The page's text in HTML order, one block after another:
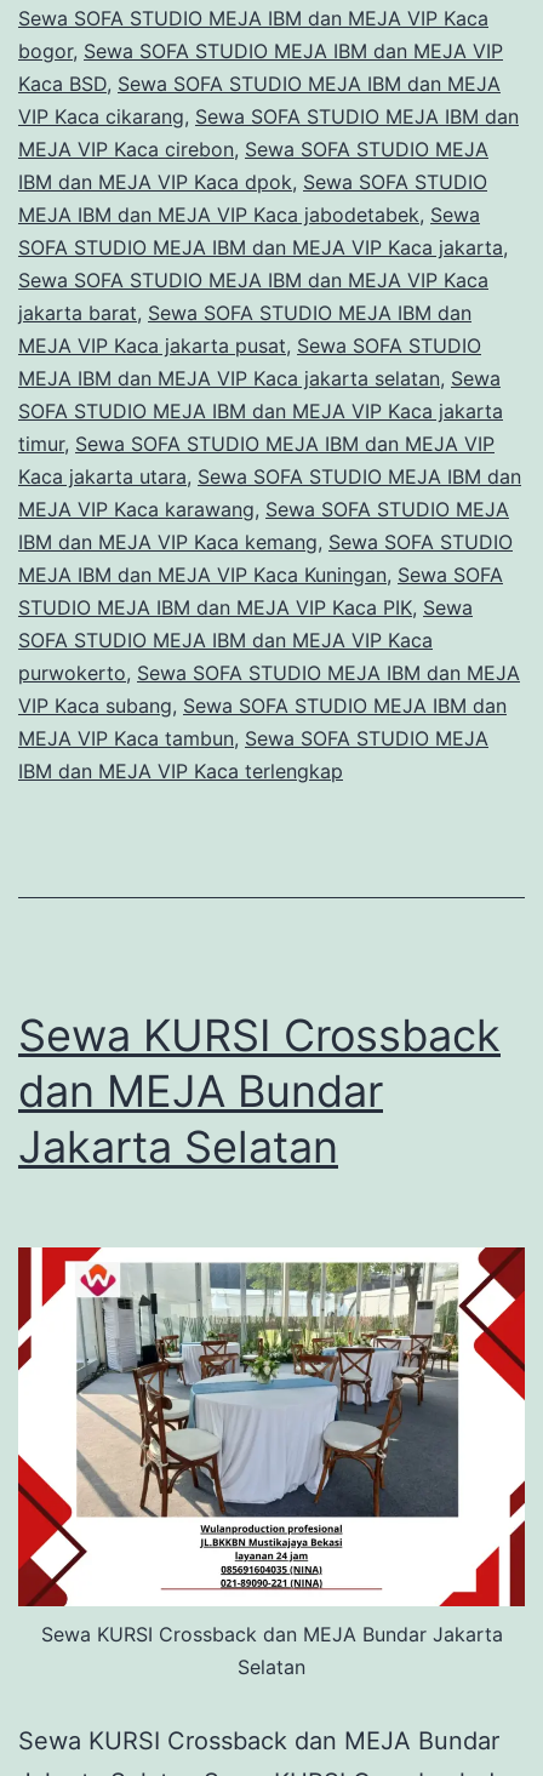
Sewa SOFA STUDIO MEJA IBM dan MEJA VIP Kaca
bogor, Sewa SOFA STUDIO MEJA IBM dan MEJA VIP
Kaca BSD, Sewa SOFA STUDIO MEJA IBM dan MEJA
VIP Kaca cikarang, Sewa SOFA STUDIO MEJA IBM dan
MEJA VIP Kaca cirebon, Sewa SOFA STUDIO MEJA
IBM dan MEJA VIP Kaca dpok, Sewa SOFA STUDIO
MEJA IBM dan MEJA VIP Kaca jabodetabek, Sewa
SOFA STUDIO MEJA IBM dan MEJA VIP Kaca jakarta,
Sewa SOFA STUDIO MEJA IBM dan MEJA VIP Kaca
jakarta barat, Sewa SOFA STUDIO MEJA IBM dan
MEJA VIP Kaca jakarta pusat, Sewa SOFA STUDIO
MEJA IBM dan MEJA VIP Kaca jakarta selatan, Sewa
SOFA STUDIO MEJA IBM dan MEJA VIP Kaca jakarta
timur, Sewa SOFA STUDIO MEJA IBM dan MEJA VIP
Kaca jakarta utara, Sewa SOFA STUDIO MEJA IBM dan
MEJA VIP Kaca karawang, Sewa SOFA STUDIO MEJA
IBM dan MEJA VIP Kaca kemang, Sewa SOFA STUDIO
MEJA IBM dan MEJA VIP Kaca Kuningan, Sewa SOFA
STUDIO MEJA IBM dan MEJA VIP Kaca PIK, Sewa
SOFA STUDIO MEJA IBM dan MEJA VIP Kaca
purwokerto, Sewa SOFA STUDIO MEJA IBM dan MEJA
VIP Kaca subang, Sewa SOFA STUDIO MEJA IBM dan
MEJA VIP Kaca tambun, Sewa SOFA STUDIO MEJA
IBM dan MEJA VIP Kaca terlengkap
Sewa KURSI Crossback
dan MEJA Bundar
Jakarta Selatan
Sewa KURSI Crossback dan MEJA Bundar Jakarta
Selatan
Sewa KURSI Crossback dan MEJA Bundar